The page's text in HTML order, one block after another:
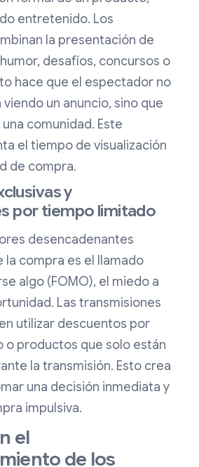
entretenido. Los
la presentación de
desafíos, concursos o
hace que el espectador no
un anuncio, sino que
comunidad. Este
el tiempo de visualización
de compra.
y
por tiempo limitado
desencadenantes
la compra es el llamado
algo (FOMO), el miedo a
Las transmisiones
utilizar descuentos por
o productos que solo están
la transmisión. Esto crea
una decisión inmediata y
impulsiva.
el
de los